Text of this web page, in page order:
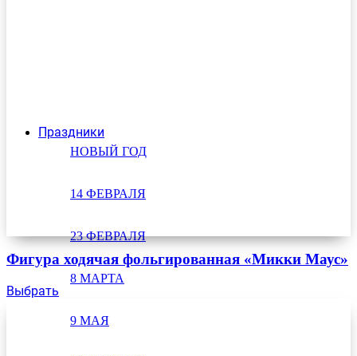
Праздники
НОВЫЙ ГОД
14 ФЕВРАЛЯ
23 ФЕВРАЛЯ
8 МАРТА
9 МАЯ
Фигура ходячая фольгированная «Микки Маус»
Выбрать